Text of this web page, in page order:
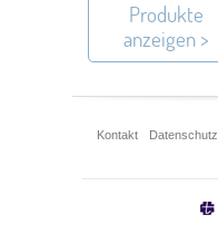
Produkte
anzeigen >
Kontakt Datenschutz